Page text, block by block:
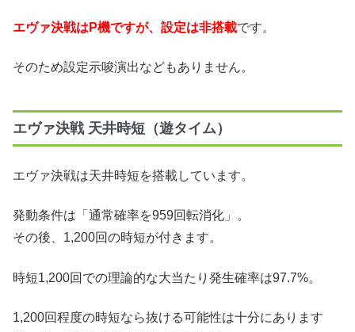
エヴァ決戦はP機ですが、設定は非搭載です。
そのため設定示唆演出などもありません。
エヴァ決戦 天井時短（遊タイム）
エヴァ決戦は天井時短を搭載しています。
発動条件は「通常確率を959回転消化」。
その後、1,200回の時短が付きます。
時短1,200回での理論的な大当たり発生確率は97.7%。
1,200回程度の時短なら抜ける可能性は十分にあります